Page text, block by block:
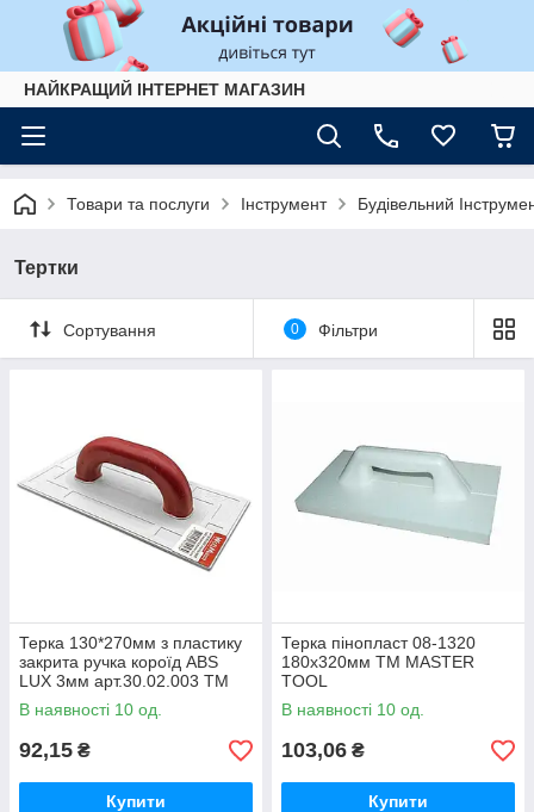
НАЙКРАЩИЙ ІНТЕРНЕТ МАГАЗИН
Товари та послуги Інструмент Будівельний
Тертки
Сортування 0 Фільтри
Терка 130*270мм з пластику
закрита ручка короїд ABS
LUX 3мм арт.30.02.003 ТМ
WoffMann
В наявності 10 од.
92,15 ₴
Купити
Терка пінопласт 08-1320
180х320мм ТМ MASTER
TOOL
В наявності 10 од.
103,06 ₴
Купити